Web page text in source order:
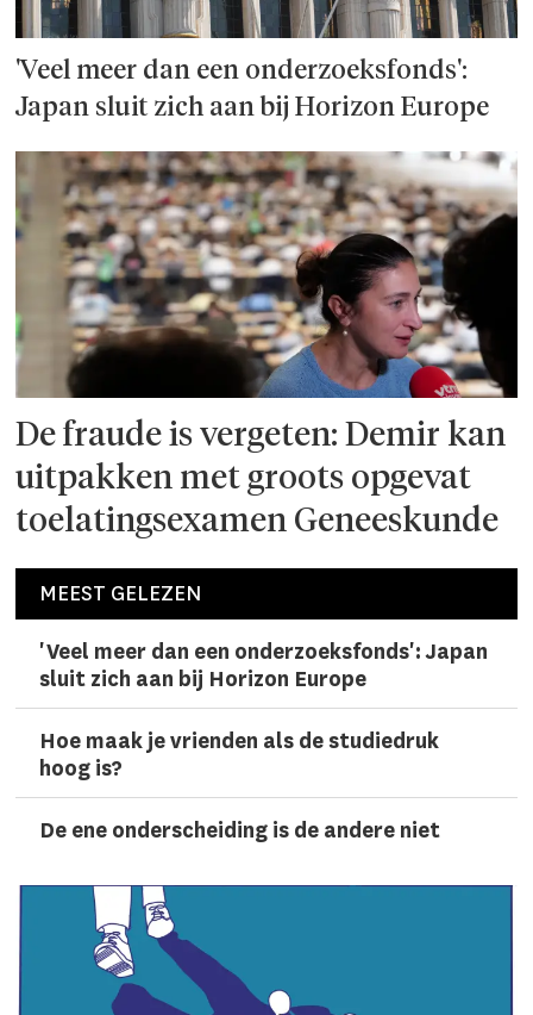
'Veel meer dan een onderzoeks­fonds':
Japan sluit zich aan bij Horizon Europe
De fraude is vergeten: Demir kan
uitpakken met groots opgevat
toelatingsexamen Geneeskunde
MEEST GELEZEN
'Veel meer dan een onderzoeks­fonds': Japan
sluit zich aan bij Horizon Europe
Hoe maak je vrienden als de studiedruk
hoog is?
De ene onderscheiding is de andere niet